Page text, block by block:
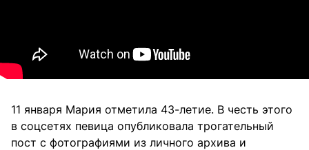
11 января Мария отметила 43-летие. В честь этого
в соцсетях певица опубликовала трогательный
пост с фотографиями из личного архива и